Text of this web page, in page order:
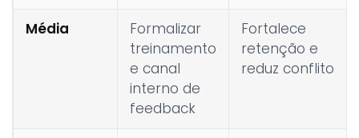
Média
Formalizar
treinamento
e canal
interno de
feedback
Fortalece
retenção e
reduz conflito